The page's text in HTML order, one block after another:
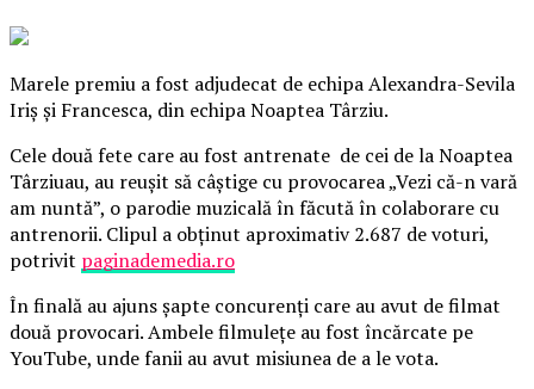
Marele premiu a fost adjudecat de echipa Alexandra-Sevila
Iriş şi Francesca, din echipa Noaptea Târziu.
Cele două fete care au fost antrenate de cei de la Noaptea
Târziuau, au reuşit să câştige cu provocarea „Vezi că-n vară
am nuntă”, o parodie muzicală în făcută în colaborare cu
antrenorii. Clipul a obţinut aproximativ 2.687 de voturi,
potrivit paginademedia.ro
În finală au ajuns şapte concurenţi care au avut de filmat
două provocari.Ambele filmuleţe au fost încărcate pe
YouTube, unde fanii au avut misiunea de a le vota.